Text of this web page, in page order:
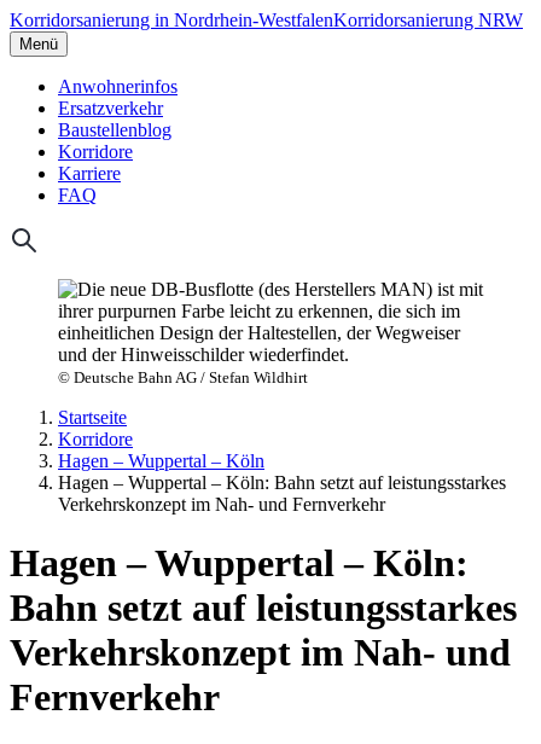
Korridorsanierung in Nordrhein-WestfalenKorridorsanierung NRW
Menü
Anwohnerinfos
Ersatzverkehr
Baustellenblog
Korridore
Karriere
FAQ
© Deutsche Bahn AG / Stefan Wildhirt
Startseite
Korridore
Hagen – Wuppertal – Köln
Hagen – Wuppertal – Köln: Bahn setzt auf leistungsstarkes
Verkehrskonzept im Nah- und Fernverkehr
Hagen – Wuppertal – Köln:
Bahn setzt auf leistungsstarkes
Verkehrskonzept im Nah- und
Fernverkehr